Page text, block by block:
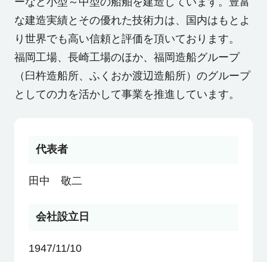
初めての方へ
コンサルタント紹介
会社概要
な建造実績とその優れた技術力は、国内はもとよ
り世界でも高い信頼と評価を頂いております。
福岡工場、長崎工場のほか、福岡造船グループ
（臼杵造船所、ふくおか渡辺造船所）のグループ
としての力を活かして事業を推進しています。
代表者
田中 敬二
会社設立日
1947/11/10